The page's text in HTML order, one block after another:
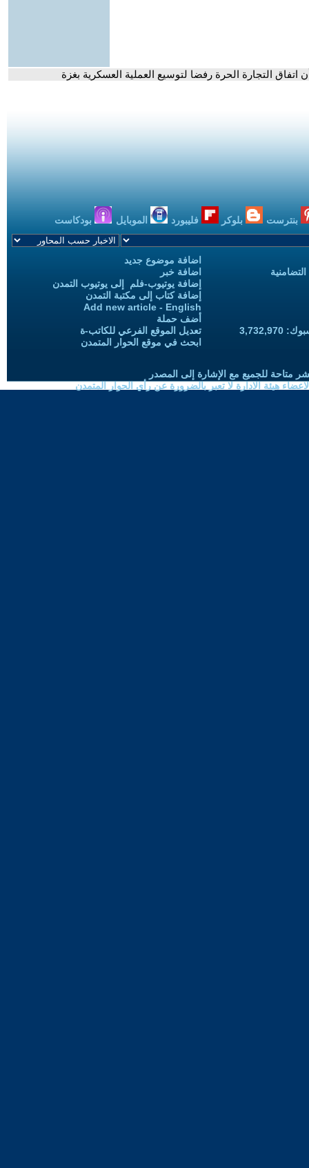
التجارة الحرة رفضا لتوسيع العملية العسكرية بغزة
بنترست بلوكر فليبورد الموبايل بودكاست
اضافة موضوع جديد
اضافة خبر
إضافة يوتيوب-فلم إلى يوتيوب التمدن
إضافة كتاب إلى مكتبة التمدن
Add new article - English
أضف حملة
تعديل الموقع الفرعي للكاتب-ة
ابحث في موقع الحوار المتمدن
متاحة للجميع مع الإشارة إلى المصدر
هيئة الادارة لا تعبر بالضرورة عن رأي الحوار المتمدن